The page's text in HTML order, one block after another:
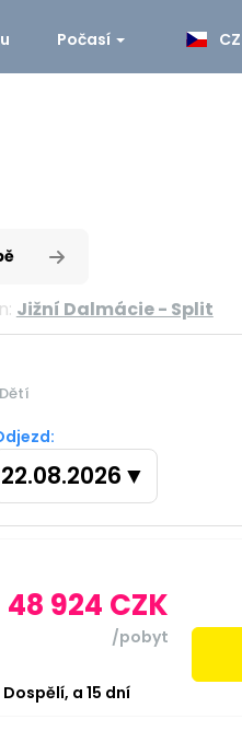
Počasí CZ
Jižní Dalmácie - Split
22.08.2026 ▼
48 924 CZK
/pobyt
Dospělí, a15 dní